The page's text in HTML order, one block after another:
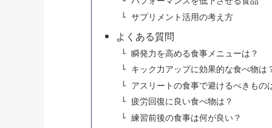
サプリメント活用の考え方
よくある質問
瞬発力を高める食事メニューは？
キック力アップに効果的な食べ物は
アスリートの食事で避けるべきもの
疲労回復に良い食べ物は？
練習前後の食事は何が良い？